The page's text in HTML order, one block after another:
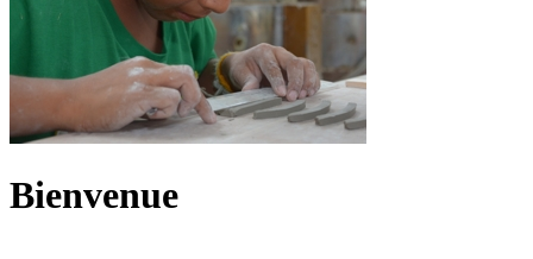
Bienvenue